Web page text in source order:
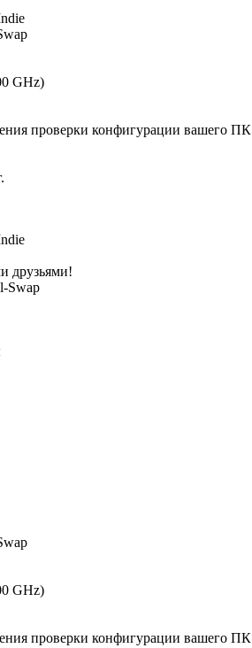
GHz)
проверки конфигурации вашего ПК
друзьями!
Swap
GHz)
проверки конфигурации вашего ПК